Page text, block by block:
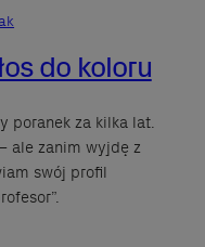
do koloru
poranek za kilka lat.
ale zanim wyjdę z
swój profil